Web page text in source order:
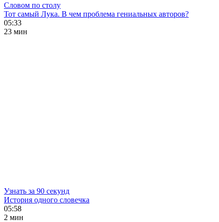
Словом по столу
Тот самый Лука. В чем проблема гениальных авторов?
05:33
23 мин
Узнать за 90 секунд
История одного словечка
05:58
2 мин